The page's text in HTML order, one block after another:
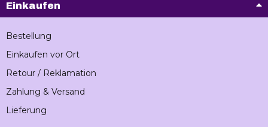
Einkaufen
Bestellung
Einkaufen vor Ort
Retour / Reklamation
Zahlung & Versand
Lieferung